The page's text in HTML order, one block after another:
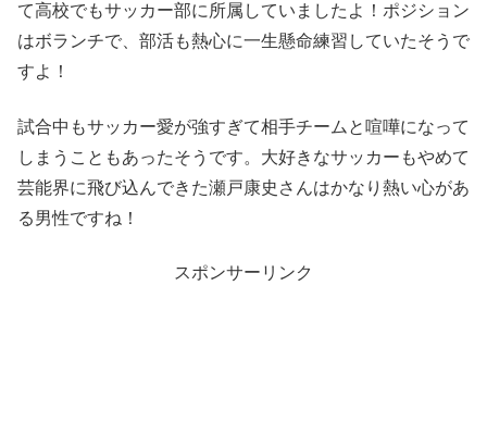
て高校でもサッカー部に所属していましたよ！ポジション
はボランチで、部活も熱心に一生懸命練習していたそうで
すよ！
試合中もサッカー愛が強すぎて相手チームと喧嘩になって
しまうこともあったそうです。大好きなサッカーもやめて
芸能界に飛び込んできた瀬戸康史さんはかなり熱い心があ
る男性ですね！
スポンサーリンク